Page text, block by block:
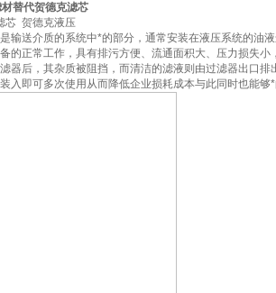
替代贺德克滤芯
芯 贺德克液压
输送介质的系统中*的部分，通常安装在液压系统的油
的正常工作，具有排污方便、流通面积大、压力损失
器后，其杂质被阻挡，而清洁的滤液则由过滤器出口
入即可多次使用从而降低企业损耗成本与此同时也能够*